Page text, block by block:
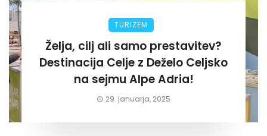
TURIZEM
Želja, cilj ali samo prestavitev?
Destinacija Celje z Deželo Celjsko
na sejmu Alpe Adria!
29. januarja, 2025